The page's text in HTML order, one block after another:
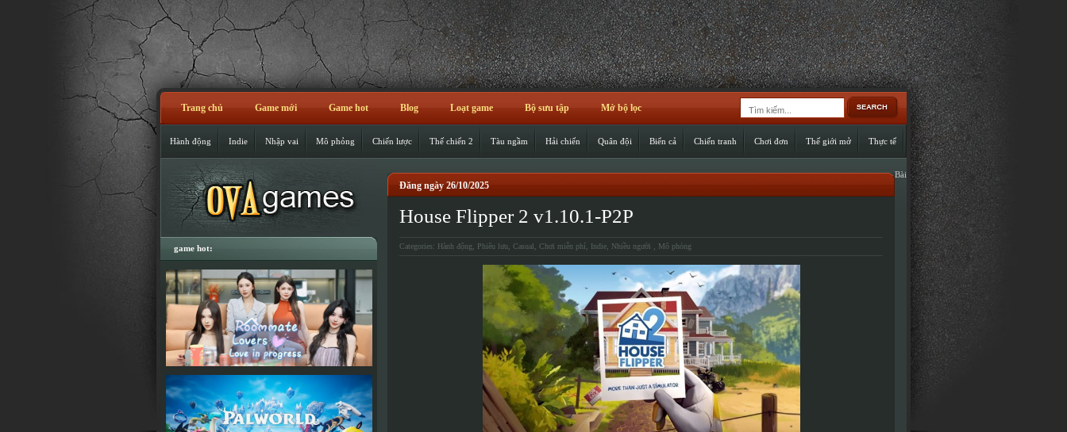
Trang chủ Game mới Game hot Blog Loạt game Bộ sưu tập Mở bộ lọc
Hành động Indie Nhập vai Mô phỏng Chiến lược Thế chiến 2 Tàu ngầm Hải chiến Quân đội Biển cả Chiến tranh Chơi đơn Thế giới mở Thực tế
Đăng ngày 26/10/2025
House Flipper 2 v1.10.1-P2P
Categories: Hành động Phiêu lưu Casual Chơi miễn phí Indie Nhiều người Mô phỏng
Bài
game hot: